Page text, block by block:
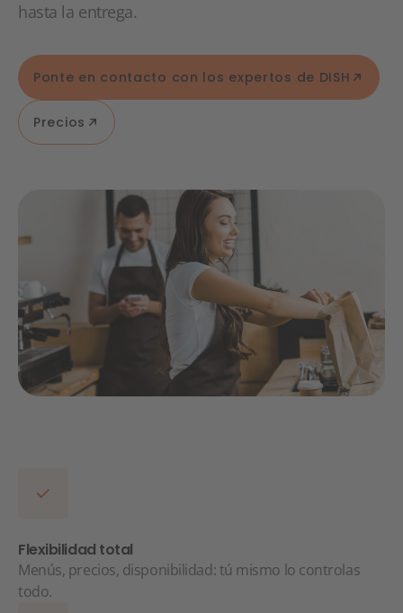
hasta la entrega.
Ponte en contacto con los expertos de DISH
Precios
Flexibilidad total
Menús, precios, disponibilidad: tú mismo lo controlas
todo.